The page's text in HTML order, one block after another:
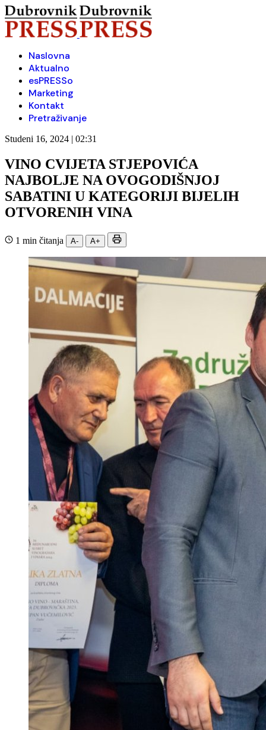
Naslovna
Aktualno
esPRESSo
Marketing
Kontakt
Pretraživanje
Studeni 16, 2024 | 02:31
VINO CVIJETA STJEPOVIĆA
NAJBOLJE NA OVOGODIŠNJOJ
SABATINI U KATEGORIJI BIJELIH
OTVORENIH VINA
1 min čitanja A- A+